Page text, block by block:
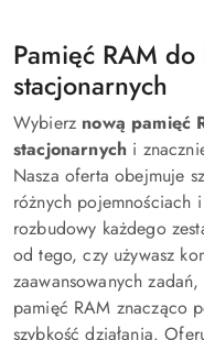
Pamięć RAM
stacjonarnych
Wybierz nową pamięć
stacjonarnych i
Nasza oferta obejmuje
różnych pojemnościach
rozbudowy każdego
od tego, czy używasz
zaawansowanych
pamięć RAM znacząco
szybkość działania.